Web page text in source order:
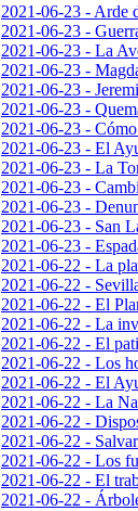
2021-06-23 - Arde
2021-06-23 -
2021-06-23 - La
2021-06-23 -
2021-06-23 -
2021-06-23 -
2021-06-23 -
2021-06-23 - El
2021-06-23 - La
2021-06-23 -
2021-06-23 -
2021-06-23 - San
2021-06-23 -
2021-06-22 - La
2021-06-22 -
2021-06-22 - El
2021-06-22 - La
2021-06-22 - El
2021-06-22 - Los
2021-06-22 - El
2021-06-22 - La
2021-06-22 -
2021-06-22 -
2021-06-22 - Los
2021-06-22 - El
2021-06-22 -